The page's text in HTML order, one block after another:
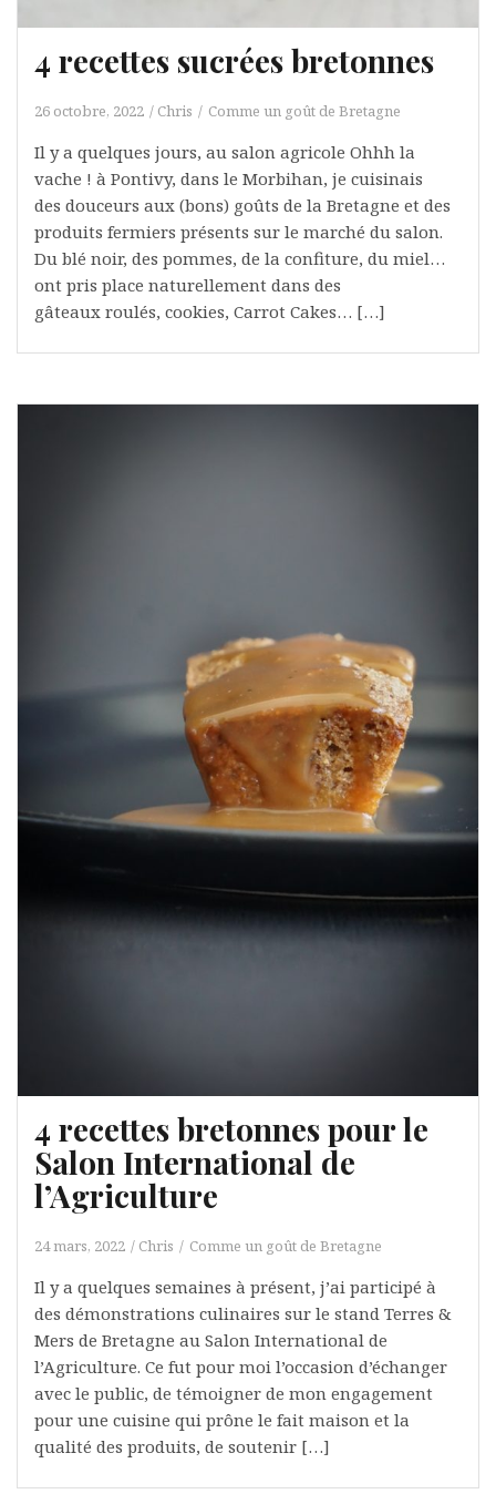
4 recettes sucrées bretonnes
26 octobre, 2022 Chris Comme un goût de Bretagne
Il y a quelques jours, au salon agricole Ohhh la
vache ! à Pontivy, dans le Morbihan, je cuisinais
des douceurs aux (bons) goûts de la Bretagne et des
produits fermiers présents sur le marché du salon.
Du blé noir, des pommes, de la confiture, du miel…
ont pris place naturellement dans des
gâteaux roulés, cookies, Carrot Cakes… […]
4 recettes bretonnes pour le
Salon International de
l’Agriculture
24 mars, 2022 Chris Comme un goût de Bretagne
Il y a quelques semaines à présent, j’ai participé à
des démonstrations culinaires sur le stand Terres &
Mers de Bretagne au Salon International de
l’Agriculture. Ce fut pour moi l’occasion d’échanger
avec le public, de témoigner de mon engagement
pour une cuisine qui prône le fait maison et la
qualité des produits, de soutenir […]